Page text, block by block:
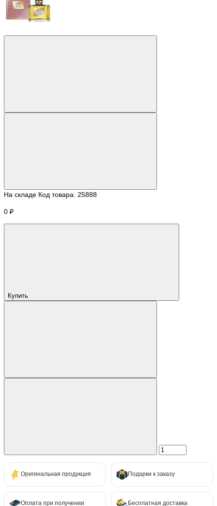
На складе Код товара: 25888
0 ₽
Купить
Оригинальная продукция Подарки к заказу
Оплата при получении Бесплатная доставка